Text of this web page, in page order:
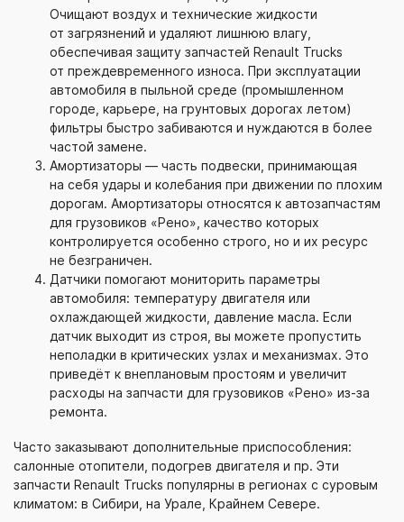
Очищают воздух и технические жидкости
от загрязнений и удаляют лишнюю влагу,
обеспечивая защиту запчастей Renault Trucks
от преждевременного износа. При эксплуатации
автомобиля в пыльной среде (промышленном
городе, карьере, на грунтовых дорогах летом)
фильтры быстро забиваются и нуждаются в более
частой замене.
Амортизаторы — часть подвески, принимающая
на себя удары и колебания при движении по плохим
дорогам. Амортизаторы относятся к автозапчастям
для грузовиков «Рено», качество которых
контролируется особенно строго, но и их ресурс
не безграничен.
Датчики помогают мониторить параметры
автомобиля: температуру двигателя или
охлаждающей жидкости, давление масла. Если
датчик выходит из строя, вы можете пропустить
неполадки в критических узлах и механизмах. Это
приведёт к внеплановым простоям и увеличит
расходы на запчасти для грузовиков «Рено» из-за
ремонта.
Часто заказывают дополнительные приспособления:
салонные отопители, подогрев двигателя и пр. Эти
запчасти Renault Trucks популярны в регионах с суровым
климатом: в Сибири, на Урале, Крайнем Севере.